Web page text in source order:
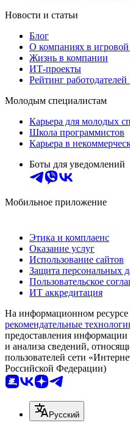
Новости и статьи
Блог
О компаниях в
Жизнь в компании
ИТ-проекты
Рейтинг работодателей
Молодым специалистам
Карьера для молодых
Школа программистов
Карьера в
Боты для уведомлений
Мобильное приложение
Этика и комплаенс
Оказание услуг
Использование сайтов
Защита персональных
Пользовательское
ИТ аккредитация
На информационном ресурсе
рекомендательные
предоставления информации
и анализа сведений,
пользователей сети
Российской Федерации)
Русский